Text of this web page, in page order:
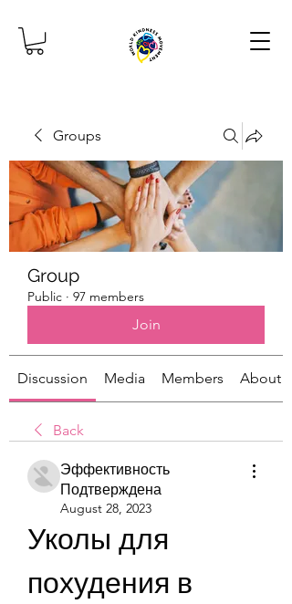
Groups
Group
Public · 97 members
Join
Discussion Media Members About
Back
Эффективность
Подтверждена
August 28, 2023
Уколы для
похудения в